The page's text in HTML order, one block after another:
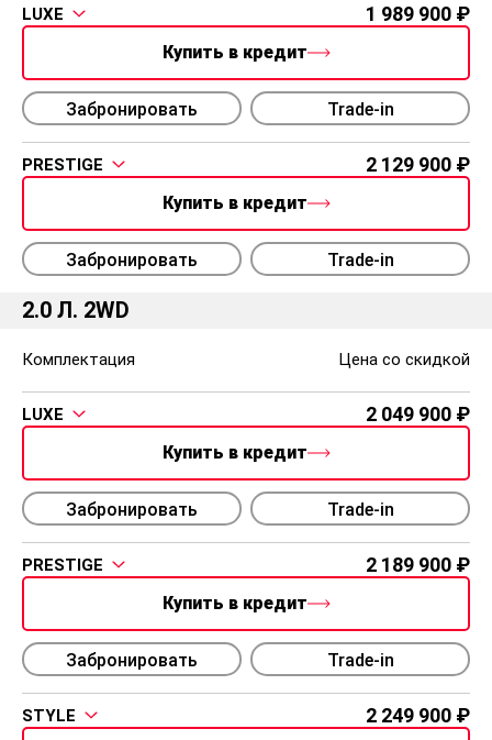
LUXE 1 989 900
Купить в кредит
Забронировать Trade-in
PRESTIGE 2 129 900
Купить в кредит
Забронировать Trade-in
2.0 Л. 2WD
Комплектация Цена со скидкой
LUXE 2 049 900
Купить в кредит
Забронировать Trade-in
PRESTIGE 2 189 900
Купить в кредит
Забронировать Trade-in
STYLE 2 249 900